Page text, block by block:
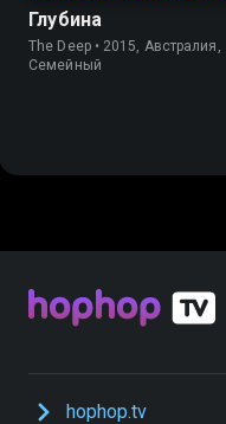
Глубина
The Deep • 2015, Австралия,
Семейный
hophop.tv